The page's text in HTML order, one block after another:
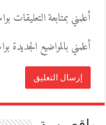
أعلمني بمتابعة التعليقات
أعلمني بالمواضيع الجديدة